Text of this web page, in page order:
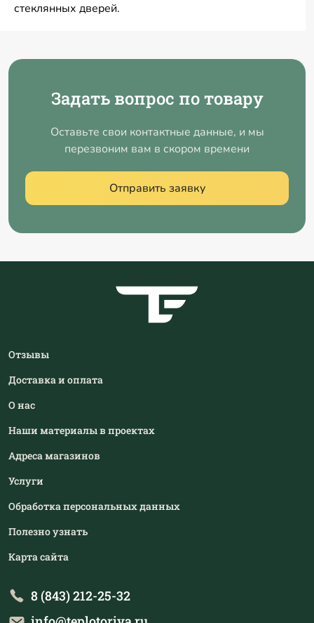
стеклянных дверей.
Задать вопрос по товару
Оставьте свои контактные данные, и мы
перезвоним вам в скором времени
Отправить заявку
Отзывы
Доставка и оплата
О нас
Наши материалы в проектах
Адреса магазинов
Услуги
Обработка персональных данных
Полезно узнать
Карта сайта
8 (843) 212-25-32